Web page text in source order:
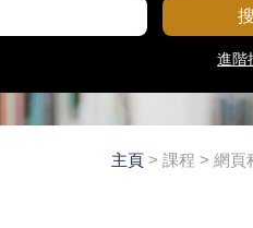
進階
主頁 > 課程 > 網頁